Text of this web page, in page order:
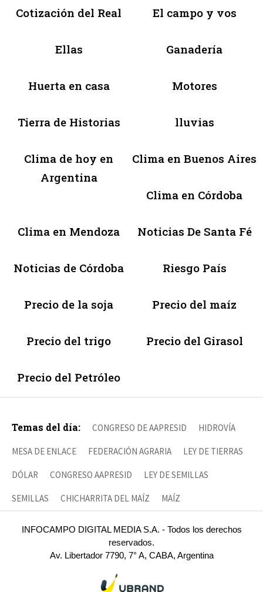
Cotización del Real El campo y vos
Ellas Ganadería
Huerta en casa Motores
Tierra de Historias lluvias
Clima de hoy en
Argentina
Clima en Buenos Aires
Clima en Córdoba
Clima en Mendoza Noticias De Santa Fé
Noticias de Córdoba Riesgo País
Precio de la soja Precio del maíz
Precio del trigo Precio del Girasol
Precio del Petróleo
Temas del día: CONGRESO DE AAPRESID HIDROVÍA
MESA DE ENLACE FEDERACIÓN AGRARIA LEY DE TIERRAS
DÓLAR CONGRESO AAPRESID LEY DE SEMILLAS
SEMILLAS CHICHARRITA DEL MAÍZ MAÍZ
INFOCAMPO DIGITAL MEDIA S.A. - Todos los derechos
reservados.
Av. Libertador 7790, 7° A, CABA, Argentina